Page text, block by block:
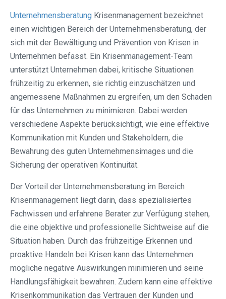
Unternehmensberatung Krisenmanagement bezeichnet
einen wichtigen Bereich der Unternehmensberatung, der
sich mit der Bewältigung und Prävention von Krisen in
Unternehmen befasst. Ein Krisenmanagement-Team
unterstützt Unternehmen dabei, kritische Situationen
frühzeitig zu erkennen, sie richtig einzuschätzen und
angemessene Maßnahmen zu ergreifen, um den Schaden
für das Unternehmen zu minimieren. Dabei werden
verschiedene Aspekte berücksichtigt, wie eine effektive
Kommunikation mit Kunden und Stakeholdern, die
Bewahrung des guten Unternehmensimages und die
Sicherung der operativen Kontinuität.
Der Vorteil der Unternehmensberatung im Bereich
Krisenmanagement liegt darin, dass spezialisiertes
Fachwissen und erfahrene Berater zur Verfügung stehen,
die eine objektive und professionelle Sichtweise auf die
Situation haben. Durch das frühzeitige Erkennen und
proaktive Handeln bei Krisen kann das Unternehmen
mögliche negative Auswirkungen minimieren und seine
Handlungsfähigkeit bewahren. Zudem kann eine effektive
Krisenkommunikation das Vertrauen der Kunden und